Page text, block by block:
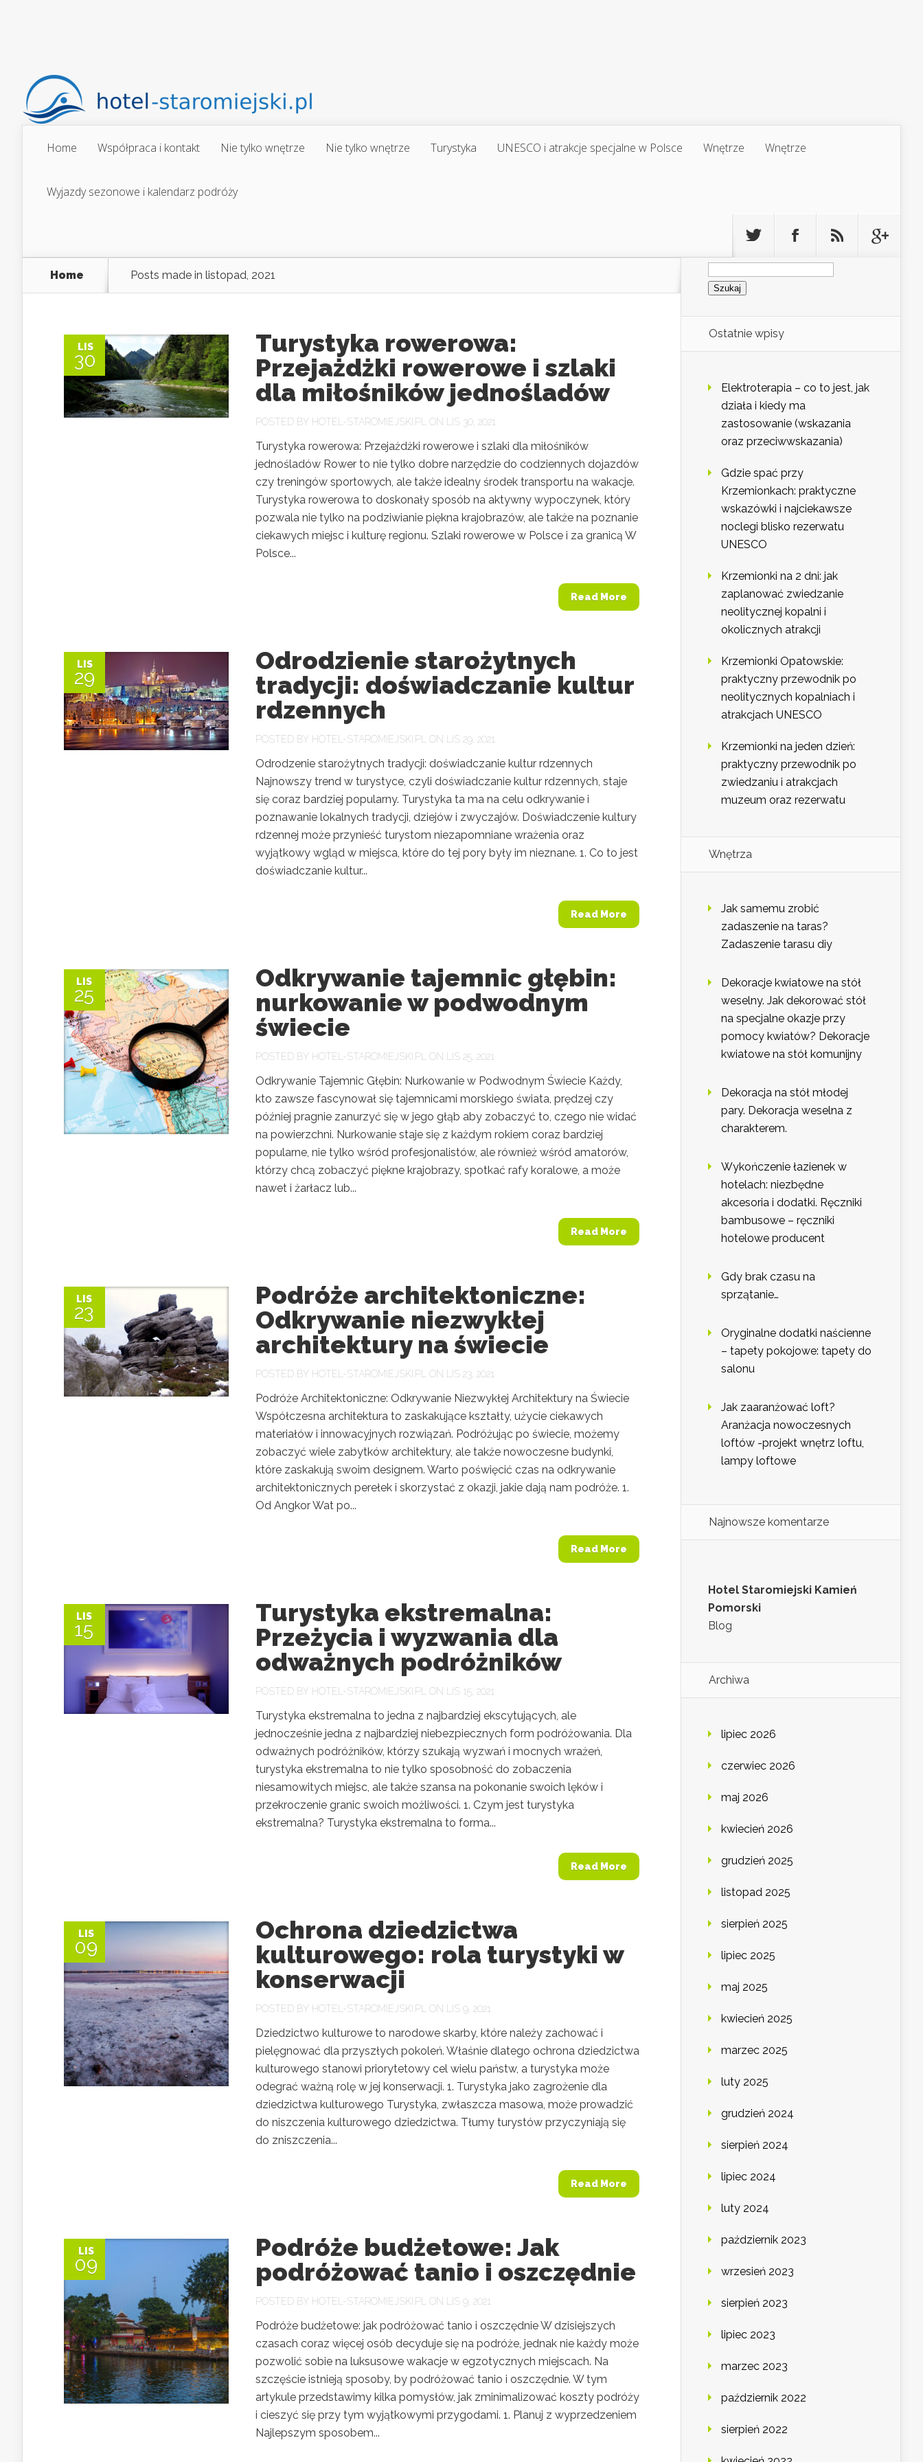
Home Współpraca i kontakt Nie tylko wnętrze Nie tylko wnętrze Turystyka UNESCO i atrakcje specjalne w Polsce Wnętrze Wnętrze
Wyjazdy sezonowe i kalendarz podróży
Home Posts made in listopad, 2021
LIS
30
Turystyka rowerowa:
Przejażdżki rowerowe i szlaki
dla miłośników jednośladów
POSTED BY HOTEL-STAROMIEJSKI.PL ON LIS 30, 2021
Turystyka rowerowa: Przejażdżki rowerowe i szlaki dla miłośników
jednośladów Rower to nie tylko dobre narzędzie do codziennych dojazdów
czy treningów sportowych, ale także idealny środek transportu na wakacje.
Turystyka rowerowa to doskonały sposób na aktywny wypoczynek, który
pozwala nie tylko na podziwianie piękna krajobrazów, ale także na poznanie
ciekawych miejsc i kulturę regionu. Szlaki rowerowe w Polsce i za granicą W
Polsce...
Read More
LIS
29
Odrodzienie starożytnych
tradycji: doświadczanie kultur
rdzennych
POSTED BY HOTEL-STAROMIEJSKI.PL ON LIS 29, 2021
Odrodzenie starożytnych tradycji: doświadczanie kultur rdzennych
Najnowszy trend w turystyce, czyli doświadczanie kultur rdzennych, staje
się coraz bardziej popularny. Turystyka ta ma na celu odkrywanie i
poznawanie lokalnych tradycji, dziejów i zwyczajów. Doświadczenie kultury
rdzennej może przynieść turystom niezapomniane wrażenia oraz
wyjątkowy wgląd w miejsca, które do tej pory były im nieznane. 1. Co to jest
doświadczanie kultur...
Read More
LIS
25
Odkrywanie tajemnic głębin:
nurkowanie w podwodnym
świecie
POSTED BY HOTEL-STAROMIEJSKI.PL ON LIS 25, 2021
Odkrywanie Tajemnic Głębin: Nurkowanie w Podwodnym Świecie Każdy,
kto zawsze fascynował się tajemnicami morskiego świata, prędzej czy
później pragnie zanurzyć się w jego głąb aby zobaczyć to, czego nie widać
na powierzchni. Nurkowanie staje się z każdym rokiem coraz bardziej
popularne, nie tylko wśród profesjonalistów, ale również wśród amatorów,
którzy chcą zobaczyć piękne krajobrazy, spotkać rafy koralowe, a może
nawet i żarłacz lub...
Read More
LIS
23
Podróże architektoniczne:
Odkrywanie niezwykłej
architektury na świecie
POSTED BY HOTEL-STAROMIEJSKI.PL ON LIS 23, 2021
Podróże Architektoniczne: Odkrywanie Niezwykłej Architektury na Świecie
Współczesna architektura to zaskakujące kształty, użycie ciekawych
materiałów i innowacyjnych rozwiązań. Podróżując po świecie, możemy
zobaczyć wiele zabytków architektury, ale także nowoczesne budynki,
które zaskakują swoim designem. Warto poświęcić czas na odkrywanie
architektonicznych perełek i skorzystać z okazji, jakie dają nam podróże. 1.
Od Angkor Wat po...
Read More
LIS
15
Turystyka ekstremalna:
Przeżycia i wyzwania dla
odważnych podróżników
POSTED BY HOTEL-STAROMIEJSKI.PL ON LIS 15, 2021
Turystyka ekstremalna to jedna z najbardziej ekscytujących, ale
jednocześnie jedna z najbardziej niebezpiecznych form podróżowania. Dla
odważnych podróżników, którzy szukają wyzwań i mocnych wrażeń,
turystyka ekstremalna to nie tylko sposobność do zobaczenia
niesamowitych miejsc, ale także szansa na pokonanie swoich lęków i
przekroczenie granic swoich możliwości. 1. Czym jest turystyka
ekstremalna? Turystyka ekstremalna to forma...
Read More
LIS
09
Ochrona dziedzictwa
kulturowego: rola turystyki w
konserwacji
POSTED BY HOTEL-STAROMIEJSKI.PL ON LIS 9, 2021
Dziedzictwo kulturowe to narodowe skarby, które należy zachować i
pielęgnować dla przyszłych pokoleń. Właśnie dlatego ochrona dziedzictwa
kulturowego stanowi priorytetowy cel wielu państw, a turystyka może
odegrać ważną rolę w jej konserwacji. 1. Turystyka jako zagrożenie dla
dziedzictwa kulturowego Turystyka, zwłaszcza masowa, może prowadzić
do niszczenia kulturowego dziedzictwa. Tłumy turystów przyczyniają się
do zniszczenia...
Read More
LIS
09
Podróże budżetowe: Jak
podróżować tanio i oszczędnie
POSTED BY HOTEL-STAROMIEJSKI.PL ON LIS 9, 2021
Podróże budżetowe: jak podróżować tanio i oszczędnie W dzisiejszych
czasach coraz więcej osób decyduje się na podróże, jednak nie każdy może
pozwolić sobie na luksusowe wakacje w egzotycznych miejscach. Na
szczęście istnieją sposoby, by podróżować tanio i oszczędnie. W tym
artykule przedstawimy kilka pomysłów, jak zminimalizować koszty podróży
i cieszyć się przy tym wyjątkowymi przygodami. 1. Planuj z wyprzedzeniem
Najlepszym sposobem...
Szukaj:
Ostatnie wpisy
Elektroterapia – co to jest, jak
działa i kiedy ma
zastosowanie (wskazania
oraz przeciwwskazania)
Gdzie spać przy
Krzemionkach: praktyczne
wskazówki i najciekawsze
noclegi blisko rezerwatu
UNESCO
Krzemionki na 2 dni: jak
zaplanować zwiedzanie
neolitycznej kopalni i
okolicznych atrakcji
Krzemionki Opatowskie:
praktyczny przewodnik po
neolitycznych kopalniach i
atrakcjach UNESCO
Krzemionki na jeden dzień:
praktyczny przewodnik po
zwiedzaniu i atrakcjach
muzeum oraz rezerwatu
Wnętrza
Jak samemu zrobić
zadaszenie na taras?
Zadaszenie tarasu diy
Dekoracje kwiatowe na stół
weselny. Jak dekorować stół
na specjalne okazje przy
pomocy kwiatów? Dekoracje
kwiatowe na stół komunijny
Dekoracja na stół młodej
pary. Dekoracja weselna z
charakterem.
Wykończenie łazienek w
hotelach: niezbędne
akcesoria i dodatki. Ręczniki
bambusowe – ręczniki
hotelowe producent
Gdy brak czasu na
sprzątanie…
Oryginalne dodatki naścienne
– tapety pokojowe: tapety do
salonu
Jak zaaranżować loft?
Aranżacja nowoczesnych
loftów -projekt wnętrz loftu,
lampy loftowe
Najnowsze komentarze
Hotel Staromiejski Kamień
Pomorski
Blog
Archiwa
lipiec 2026
czerwiec 2026
maj 2026
kwiecień 2026
grudzień 2025
listopad 2025
sierpień 2025
lipiec 2025
maj 2025
kwiecień 2025
marzec 2025
luty 2025
grudzień 2024
sierpień 2024
lipiec 2024
luty 2024
październik 2023
wrzesień 2023
sierpień 2023
lipiec 2023
marzec 2023
październik 2022
sierpień 2022